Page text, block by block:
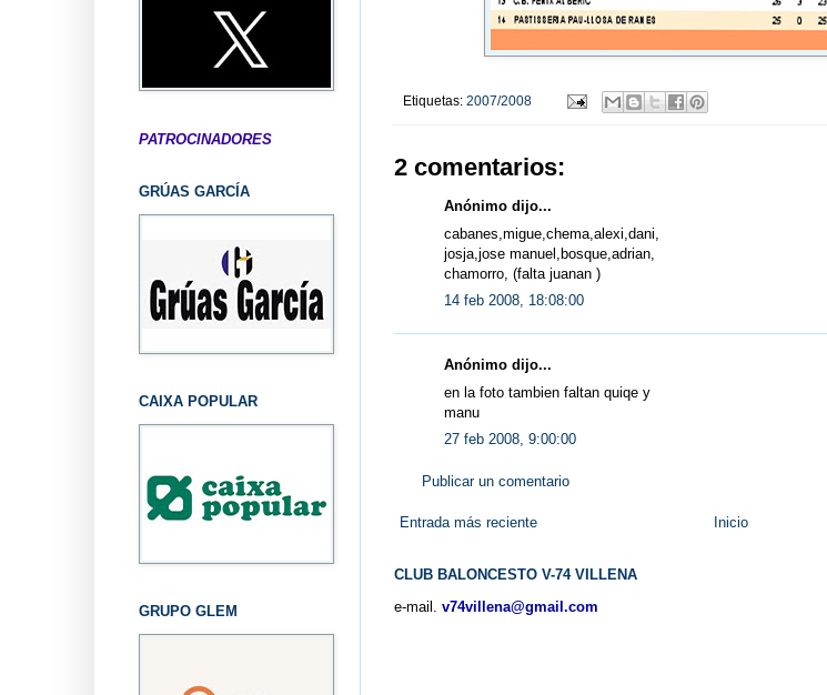
Etiquetas: 2007/2008
2 comentarios:
Anónimo dijo...
cabanes,migue,chema,alexi,dani,
josja,jose manuel,bosque,adrian,
chamorro, (falta juanan )
14 feb 2008, 18:08:00
Anónimo dijo...
en la foto tambien faltan quiqe y
manu
27 feb 2008, 9:00:00
Publicar un comentario
Entrada más reciente Inicio
CLUB BALONCESTO V-74 VILLENA
e-mail. v74villena@gmail.com
PATROCINADORES
GRÚAS GARCÍA
CAIXA POPULAR
GRUPO GLEM